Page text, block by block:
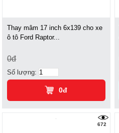
Thay mâm 17 inch 6x139 cho xe
ô tô Ford Raptor...
0đ
Số lượng:
0đ
672